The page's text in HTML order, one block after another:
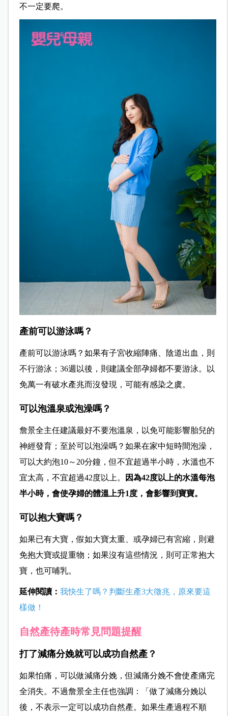
不一定要爬。
產前可以游泳嗎？
產前可以游泳嗎？如果有子宮收縮陣痛、陰道出血，則
不行游泳；36週以後，則建議全部孕婦都不要游泳。以
免萬一有破水產兆而沒發現，可能有感染之虞。
可以泡溫泉或泡澡嗎？
詹景全主任建議最好不要泡溫泉，以免可能影響胎兒的
神經發育；至於可以泡澡嗎？如果在家中短時間泡澡，
可以大約泡10～20分鐘，但不宜超過半小時，水溫也不
宜太高，不宜超過42度以上。
因為42度以上的水溫每泡
半小時，會使孕婦的體溫上升1度，會影響到寶寶。
可以抱大寶嗎？
如果已有大寶，假如大寶太重、或孕婦已有宮縮，則避
免抱大寶或提重物；如果沒有這些情況，則可正常抱大
寶，也可哺乳。
延伸閱讀： 我快生了嗎？判斷生產3大徵兆，原來要這
樣做！
自然產待產時常見問題提醒
打了減痛分娩就可以成功自然產？
如果怕痛，可以做減痛分娩，但減痛分娩不會使產痛完
全消失。不過詹景全主任也強調：「做了減痛分娩以
後，不表示一定可以成功自然產。如果生產過程不順